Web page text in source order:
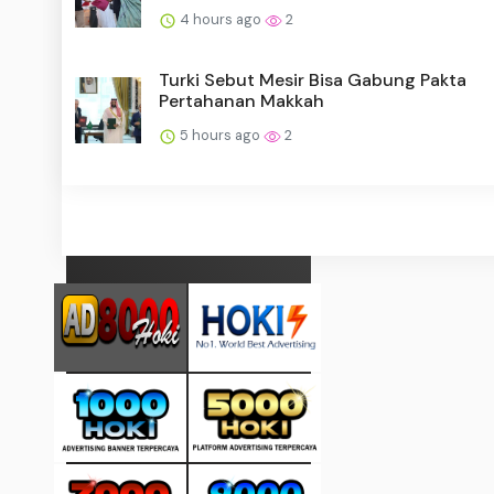
4 hours ago 2
Turki Sebut Mesir Bisa Gabung Pakta
Pertahanan Makkah
5 hours ago 2